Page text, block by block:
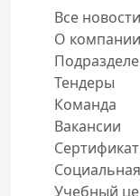
Все новости
О компании
Тендеры
Команда
Вакансии
Учебный